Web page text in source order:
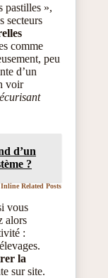
pastilles »,
secteurs
comme
peu
d’un
voir
d’un
?
Inline Related Posts
vous
alors
:
la
sur site.